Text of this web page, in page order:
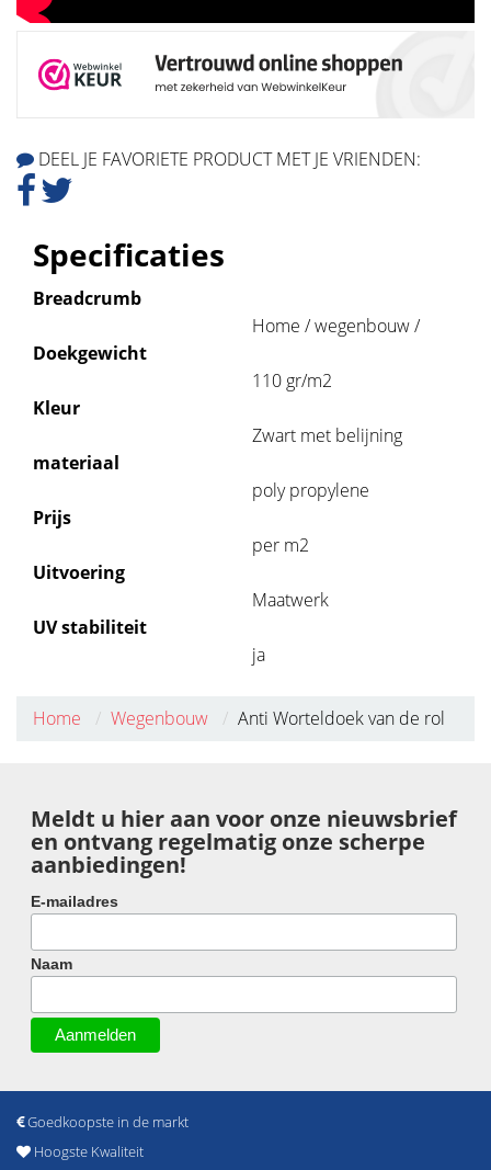
DEEL JE FAVORIETE PRODUCT MET JE VRIENDEN:
Specificaties
Breadcrumb
Home / wegenbouw /
Doekgewicht
110 gr/m2
Kleur
Zwart met belijning
materiaal
poly propylene
Prijs
per m2
Uitvoering
Maatwerk
UV stabiliteit
ja
Home Wegenbouw Anti Worteldoek van de rol
Meldt u hier aan voor onze nieuwsbrief
en ontvang regelmatig onze scherpe
aanbiedingen!
E-mailadres
Naam
Goedkoopste in de markt
Hoogste Kwaliteit